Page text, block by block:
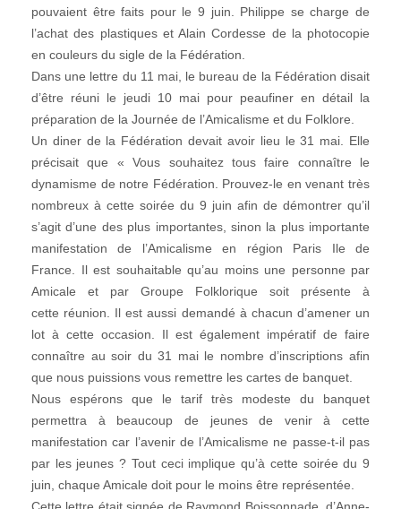
pouvaient être faits pour le 9 juin. Philippe se charge de
l’achat des plastiques et Alain Cordesse de la photocopie
en couleurs du sigle de la Fédération.
Dans une lettre du 11 mai, le bureau de la Fédération disait
d’être réuni le jeudi 10 mai pour peaufiner en détail la
préparation de la Journée de l’Amicalisme et du Folklore.
Un diner de la Fédération devait avoir lieu le 31 mai. Elle
précisait que « Vous souhaitez tous faire connaître le
dynamisme de notre Fédération. Prouvez-le en venant très
nombreux à cette soirée du 9 juin afin de démontrer qu’il
s’agit d’une des plus importantes, sinon la plus importante
manifestation de l’Amicalisme en région Paris Ile de
France. Il est souhaitable qu’au moins une personne par
Amicale et par Groupe Folklorique soit présente à
cette réunion. Il est aussi demandé à chacun d’amener un
lot à cette occasion. Il est également impératif de faire
connaître au soir du 31 mai le nombre d’inscriptions afin
que nous puissions vous remettre les cartes de banquet.
Nous espérons que le tarif très modeste du banquet
permettra à beaucoup de jeunes de venir à cette
manifestation car l’avenir de l’Amicalisme ne passe-t-il pas
par les jeunes ? Tout ceci implique qu’à cette soirée du 9
juin, chaque Amicale doit pour le moins être représentée.
Cette lettre était signée de Raymond Boissonnade, d’Anne-